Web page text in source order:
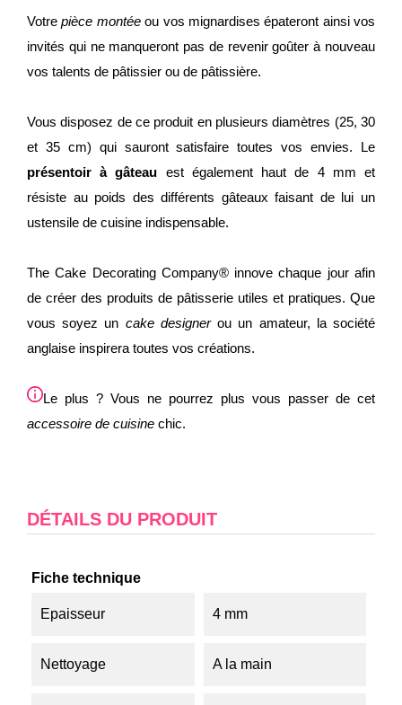
Votrepièce montéeou vos mignardises épateront ainsi vos
invités qui ne manqueront pas de revenir goûter à nouveau
vos talents de pâtissier ou de pâtissière.
Vous disposez de ce produit en plusieurs diamètres (25, 30
et 35 cm) qui sauront satisfaire toutes vos envies. Le
présentoir à gâteau est également haut de 4 mm et
résiste au poids des différents gâteaux faisant de lui un
ustensile de cuisine indispensable.
The Cake Decorating Company® innove chaque jour afin
de créer des produits de pâtisserie utiles et pratiques. Que
vous soyez un cake designerou un amateur, la société
anglaise inspirera toutes vos créations.
Le plus ? Vous ne pourrez plus vous passer de cet
accessoire de cuisine chic.
DÉTAILS DU PRODUIT
Fiche technique
Epaisseur 4 mm
Nettoyage A la main